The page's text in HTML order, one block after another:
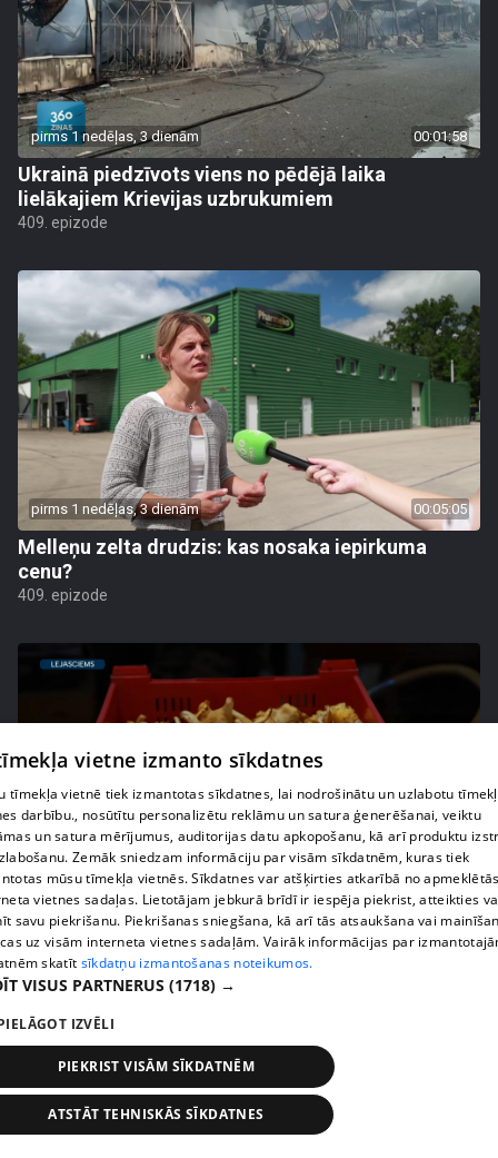
pirms 1 nedēļas, 3 dienām 00:01:58
Ukrainā piedzīvots viens no pēdējā laika
lielākajiem Krievijas uzbrukumiem
409. epizode
pirms 1 nedēļas, 3 dienām 00:05:05
Melleņu zelta drudzis: kas nosaka iepirkuma
cenu?
409. epizode
pirms 1 nedēļas, 3 dienām 00:02:49
Ogas un sēnes šogad dārgākas, bet uzpirkšanas
punktos to krietni mazāk
409. epizode
vietne izmanto sīkdatnes
tīmekļa vietnē tiek izmantotas sīkdatnes, lai nodrošinātu un uzlabotu
darbību., nosūtītu personalizētu reklāmu un satura ģenerēšanai, veiktu
un satura mērījumus, auditorijas datu apkopošanu, kā arī produktu
Zemāk sniedzam informāciju par visām sīkdatnēm, kuras tiek
mūsu tīmekļa vietnēs. Sīkdatnes var atšķirties atkarībā no
vietnes sadaļas. Lietotājam jebkurā brīdī ir iespēja piekrist, atteikties
savu piekrišanu. Piekrišanas sniegšana, kā arī tās atsaukšana vai
uz visām interneta vietnes sadaļām. Vairāk informācijas par
skatīt sīkdatņu izmantošanas noteikumos.
VISUS PARTNERUS (1718) →
IZVĒLI
PIEKRIST VISĀM SĪKDATNĒM
ATSTĀT TEHNISKĀS SĪKDATNES